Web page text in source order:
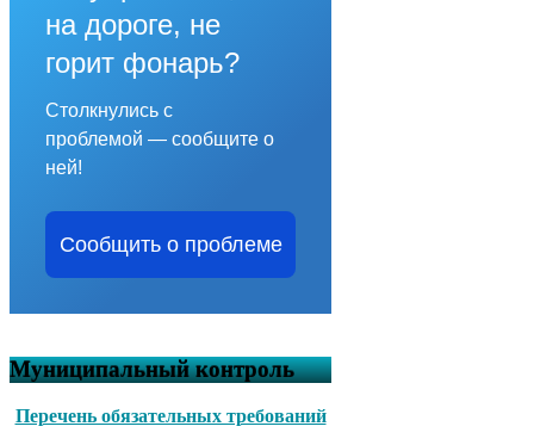
на дороге, не
горит фонарь?
Столкнулись с
проблемой — сообщите о
ней!
Сообщить о проблеме
Муниципальный контроль
Перечень обязательных требований